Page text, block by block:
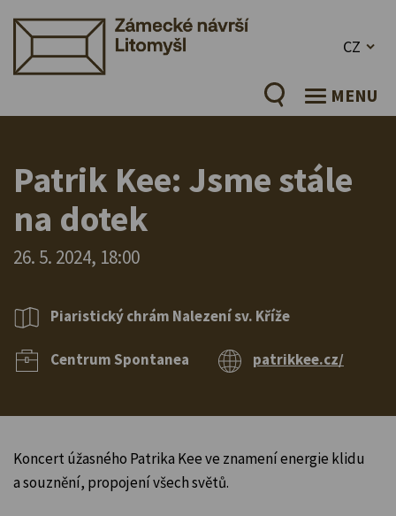
CZ
MENU
Patrik Kee: Jsme stále
na dotek
26. 5. 2024, 18:00
Piaristický chrám Nalezení sv. Kříže
Centrum Spontanea patrikkee.cz/
Koncert úžasného Patrika Kee ve znamení energie klidu
a souznění, propojení všech světů.